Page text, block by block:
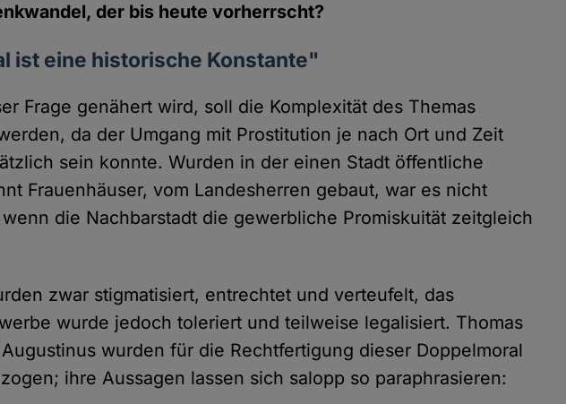
der bis heute vorherrscht?
ist eine historische Konstante"
Frage genähert wird, soll die Komplexität des Themas
da der Umgang mit Prostitution je nach Ort und Zeit
sein konnte. Wurden in der einen Stadt öffentliche
Frauenhäuser, vom Landesherren gebaut, war es nicht
die Nachbarstadt die gewerbliche Promiskuität zeitgleich
zwar stigmatisiert, entrechtet und verteufelt, das
wurde jedoch toleriert und teilweise legalisiert. Thomas
wurden für die Rechtfertigung dieser Doppelmoral
ihre Aussagen lassen sich salopp so paraphrasieren: